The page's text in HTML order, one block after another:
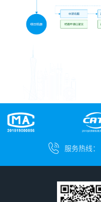
服务热线：